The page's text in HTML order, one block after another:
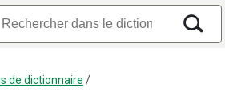
de dictionnaire /